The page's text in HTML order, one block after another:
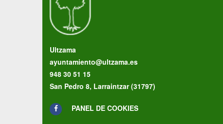
Ultzama
ayuntamiento@ultzama.es
948 30 51 15
San Pedro 8, Larraintzar (31797)
PANEL DE COOKIES